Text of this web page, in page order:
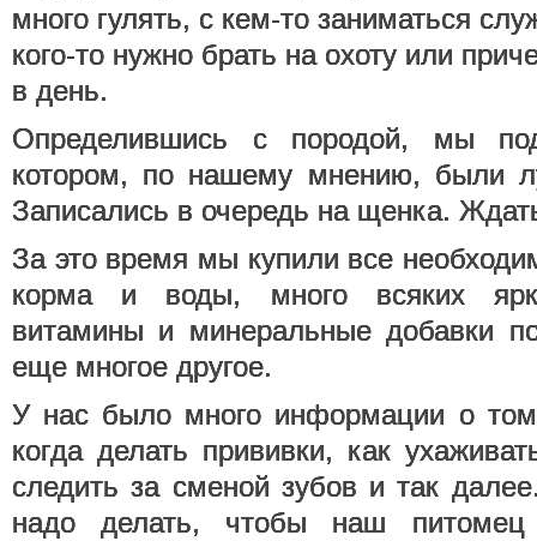
много гулять, с кем-то заниматься
кого-то нужно брать на охоту или
в день.
Определившись с породой, мы
котором, по нашему мнению, были
Записались в очередь на щенка.
За это время мы купили все
корма и воды, много всяких
витамины и минеральные добавки
еще многое другое.
У нас было много информации о
когда делать прививки, как
следить за сменой зубов и так
надо делать, чтобы наш